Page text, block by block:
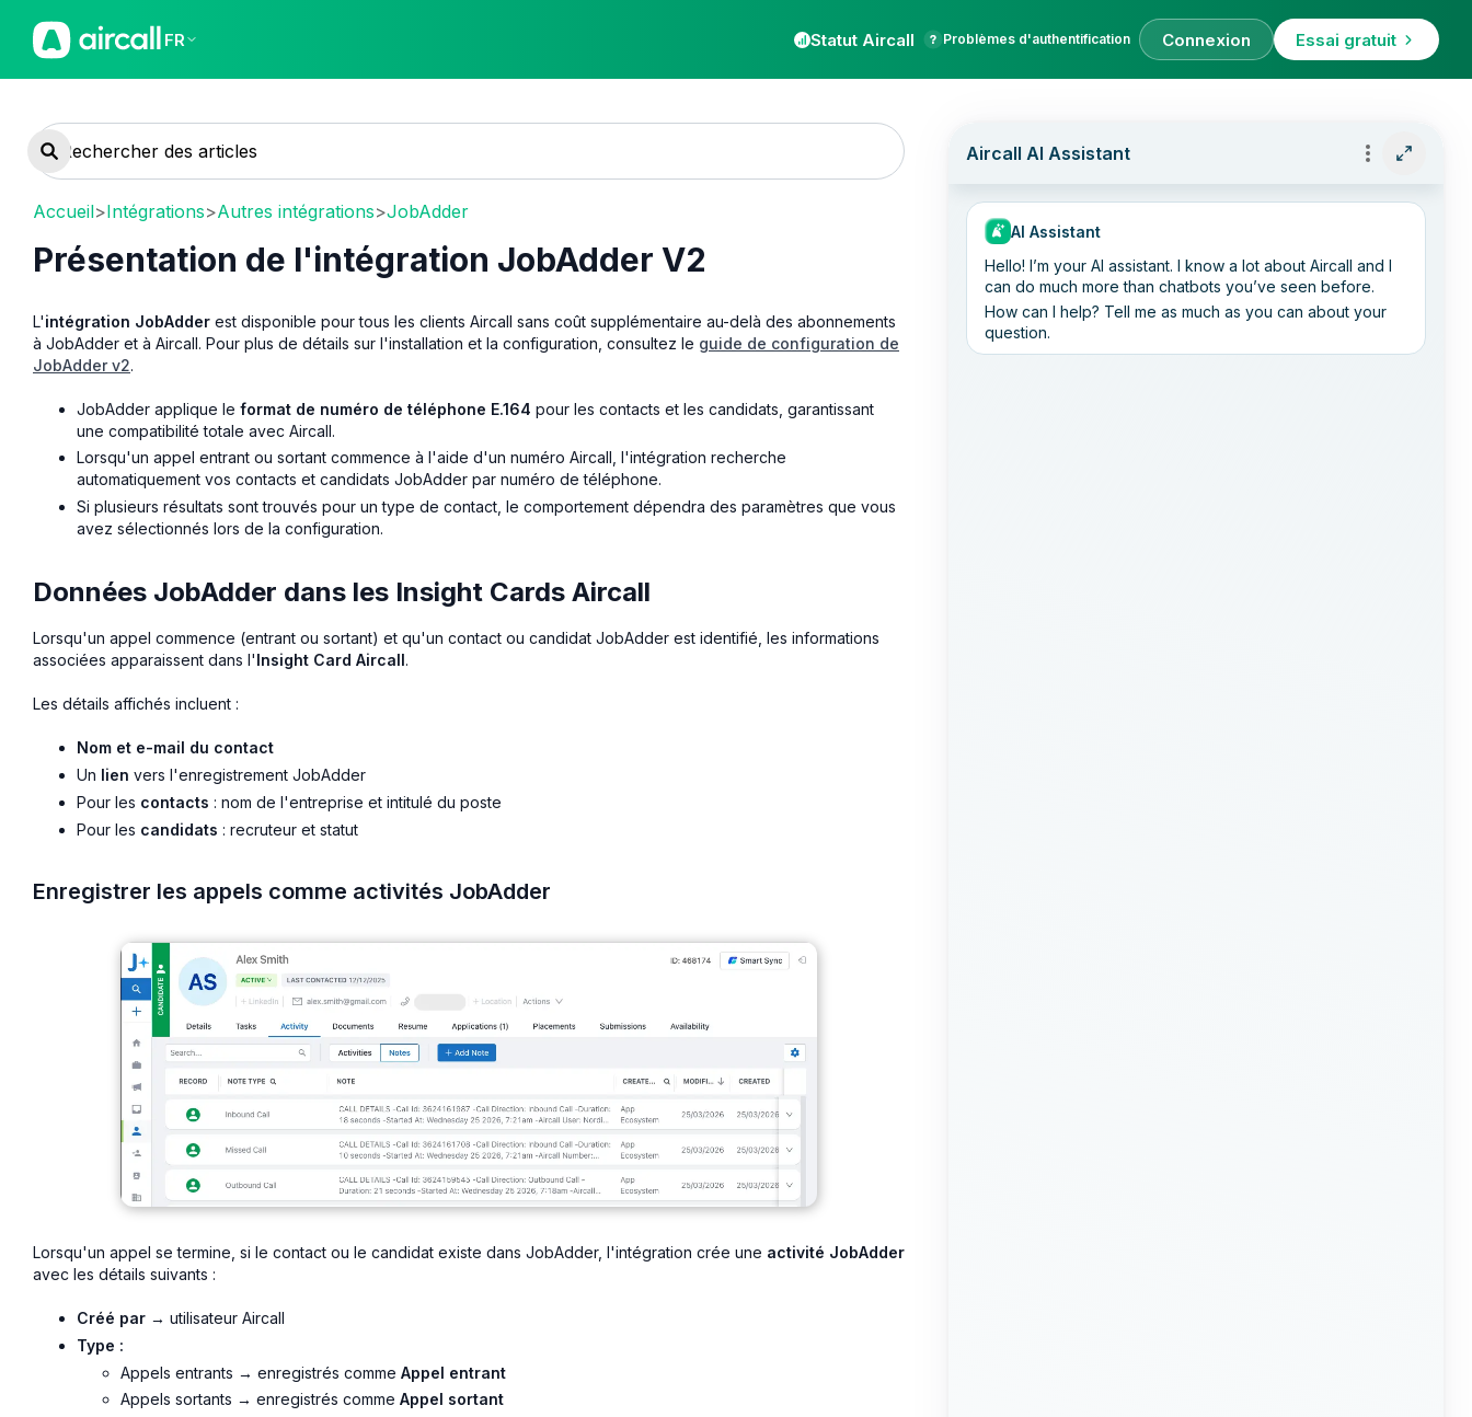
FR Statut Aircall Problèmes d'authentification Connexion Essai gratuit
Accueil>Intégrations>Autres intégrations>JobAdder
Présentation de l'intégration JobAdder V2
L'intégration JobAdder est disponible pour tous les clients Aircall sans coût supplémentaire au-delà des abonnements
à JobAdder et à Aircall. Pour plus de détails sur l'installation et la configuration, consultez le guide de configuration de
JobAdder v2.
JobAdder applique le format de numéro de téléphone E.164 pour les contacts et les candidats, garantissant
une compatibilité totale avec Aircall.
Lorsqu'un appel entrant ou sortant commence à l'aide d'un numéro Aircall, l'intégration recherche
automatiquement vos contacts et candidats JobAdder par numéro de téléphone.
Si plusieurs résultats sont trouvés pour un type de contact, le comportement dépendra des paramètres que vous
avez sélectionnés lors de la configuration.
Données JobAdder dans les Insight Cards Aircall
Lorsqu'un appel commence (entrant ou sortant) et qu'un contact ou candidat JobAdder est identifié, les informations
associées apparaissent dans l'Insight Card Aircall.
Les détails affichés incluent :
Nom et e-mail du contact
Un lien vers l'enregistrement JobAdder
Pour les contacts : nom de l'entreprise et intitulé du poste
Pour les candidats : recruteur et statut
Enregistrer les appels comme activités JobAdder
Lorsqu'un appel se termine, si le contact ou le candidat existe dans JobAdder, l'intégration crée une activité JobAdder
avec les détails suivants :
Créé par → utilisateur Aircall
Type :
Appels entrants → enregistrés comme Appel entrant
Appels sortants → enregistrés comme Appel sortant